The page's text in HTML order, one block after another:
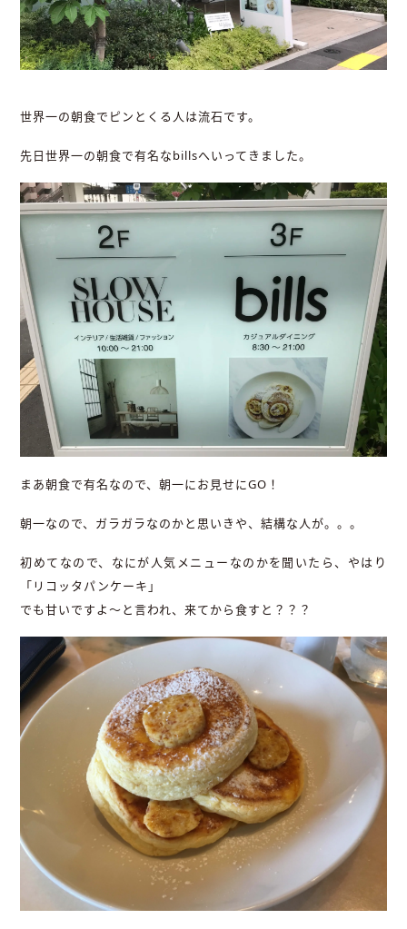
世界一の朝食でピンとくる人は流石です。
先日世界一の朝食で有名なbillsへいってきました。
まあ朝食で有名なので、朝一にお見せにGO！
朝一なので、ガラガラなのかと思いきや、結構な人が。。。
初めてなので、なにが人気メニューなのかを聞いたら、やはり
「リコッタパンケーキ」
でも甘いですよ～と言われ、来てから食すと？？？